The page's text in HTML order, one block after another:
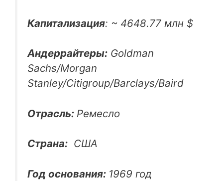
Капитализация: ~ 4648.77 млн $
Андеррайтеры: Goldman
Sachs/Morgan
Stanley/Citigroup/Barclays/Baird
Отрасль: Ремесло
Страна: США
Год основания: 1969 год